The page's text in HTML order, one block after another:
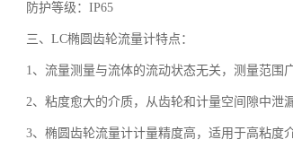
防护等级：IP65
三、LC椭圆齿轮流量计特点：
1、流量测量与流体的流动状态无关，测量范围广
2、粘度愈大的介质，从齿轮和计量空间隙中泄
3、椭圆齿轮流量计计量精度高，适用于高粘度